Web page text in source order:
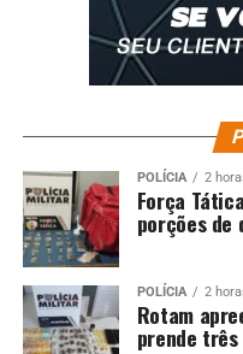
POLÍCIA 2
Força
porções de
POLÍCIA 2
Rotam
prende